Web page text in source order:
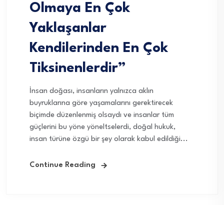
Olmaya En Çok
Yaklaşanlar
Kendilerinden En Çok
Tiksinenlerdir”
İnsan doğası, insanların yalnızca aklın
buyruklarına göre yaşamalarını gerektirecek
biçimde düzenlenmiş olsaydı ve insanlar tüm
güçlerini bu yöne yöneltselerdi, doğal hukuk,
insan türüne özgü bir şey olarak kabul edildiği...
Continue Reading